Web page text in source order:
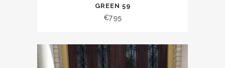
GREEN 59
€795